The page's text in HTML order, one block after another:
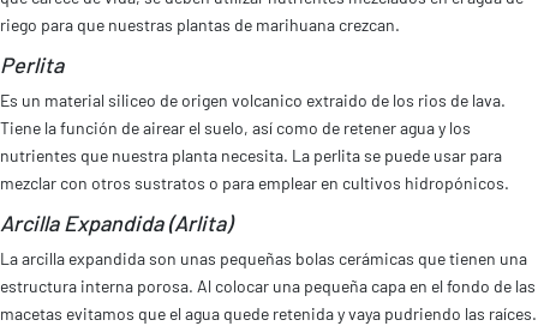
riego para que nuestras plantas de marihuana crezcan.
Perlita
Es un material siliceo de origen volcanico extraido de los rios de lava.
Tiene la función de airear el suelo, así como de retener agua y los
nutrientes que nuestra planta necesita. La perlita se puede usar para
mezclar con otros sustratos o para emplear en cultivos hidropónicos.
Arcilla Expandida (Arlita)
La arcilla expandida son unas pequeñas bolas cerámicas que tienen una
estructura interna porosa. Al colocar una pequeña capa en el fondo de las
macetas evitamos que el agua quede retenida y vaya pudriendo las raíces.